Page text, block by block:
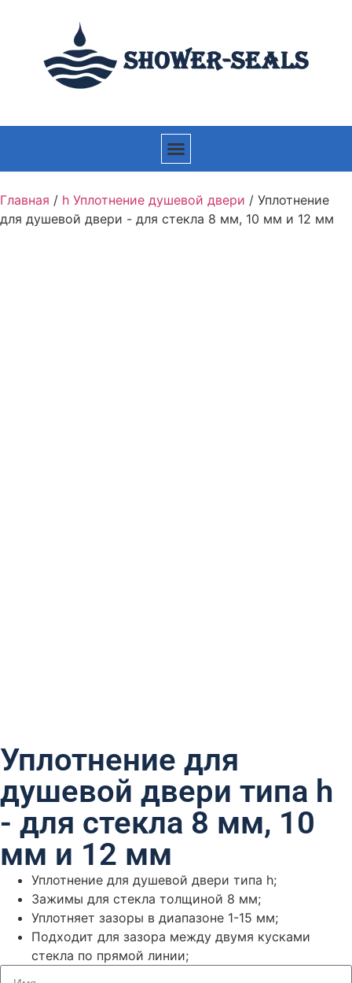
Главная / h Уплотнение душевой двери / Уплотнение
для душевой двери - для стекла 8 мм, 10 мм и 12 мм
Уплотнение для
душевой двери типа h
- для стекла 8 мм, 10
мм и 12 мм
Уплотнение для душевой двери типа h;
Зажимы для стекла толщиной 8 мм;
Уплотняет зазоры в диапазоне 1-15 мм;
Подходит для зазора между двумя кусками
стекла по прямой линии;